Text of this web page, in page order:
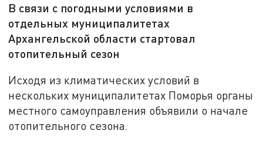
В связи с погодными условиями в
отдельных муниципалитетах
Архангельской области стартовал
отопительный сезон
Исходя из климатических условий в
нескольких муниципалитетах Поморья органы
местного самоуправления объявили о начале
отопительного сезона.